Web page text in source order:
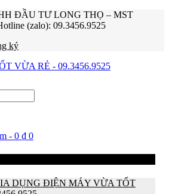
ĐẦU TƯ LONG THỌ – MST
(zalo): 09.3456.9525
ký
- 0 ₫ 0
DỤNG ĐIỆN MÁY VỪA TỐT